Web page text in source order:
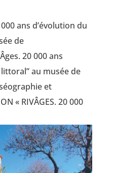
ans d’évolution du
de
20 000 ans
au musée de
et
« RIVÂGES. 20 000